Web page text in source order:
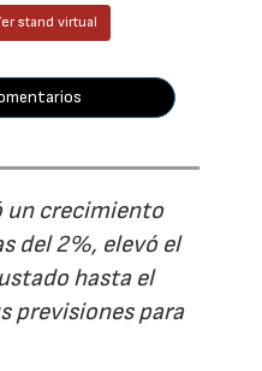
stand virtual
un crecimiento
del 2%, elevó el
hasta el
previsiones para